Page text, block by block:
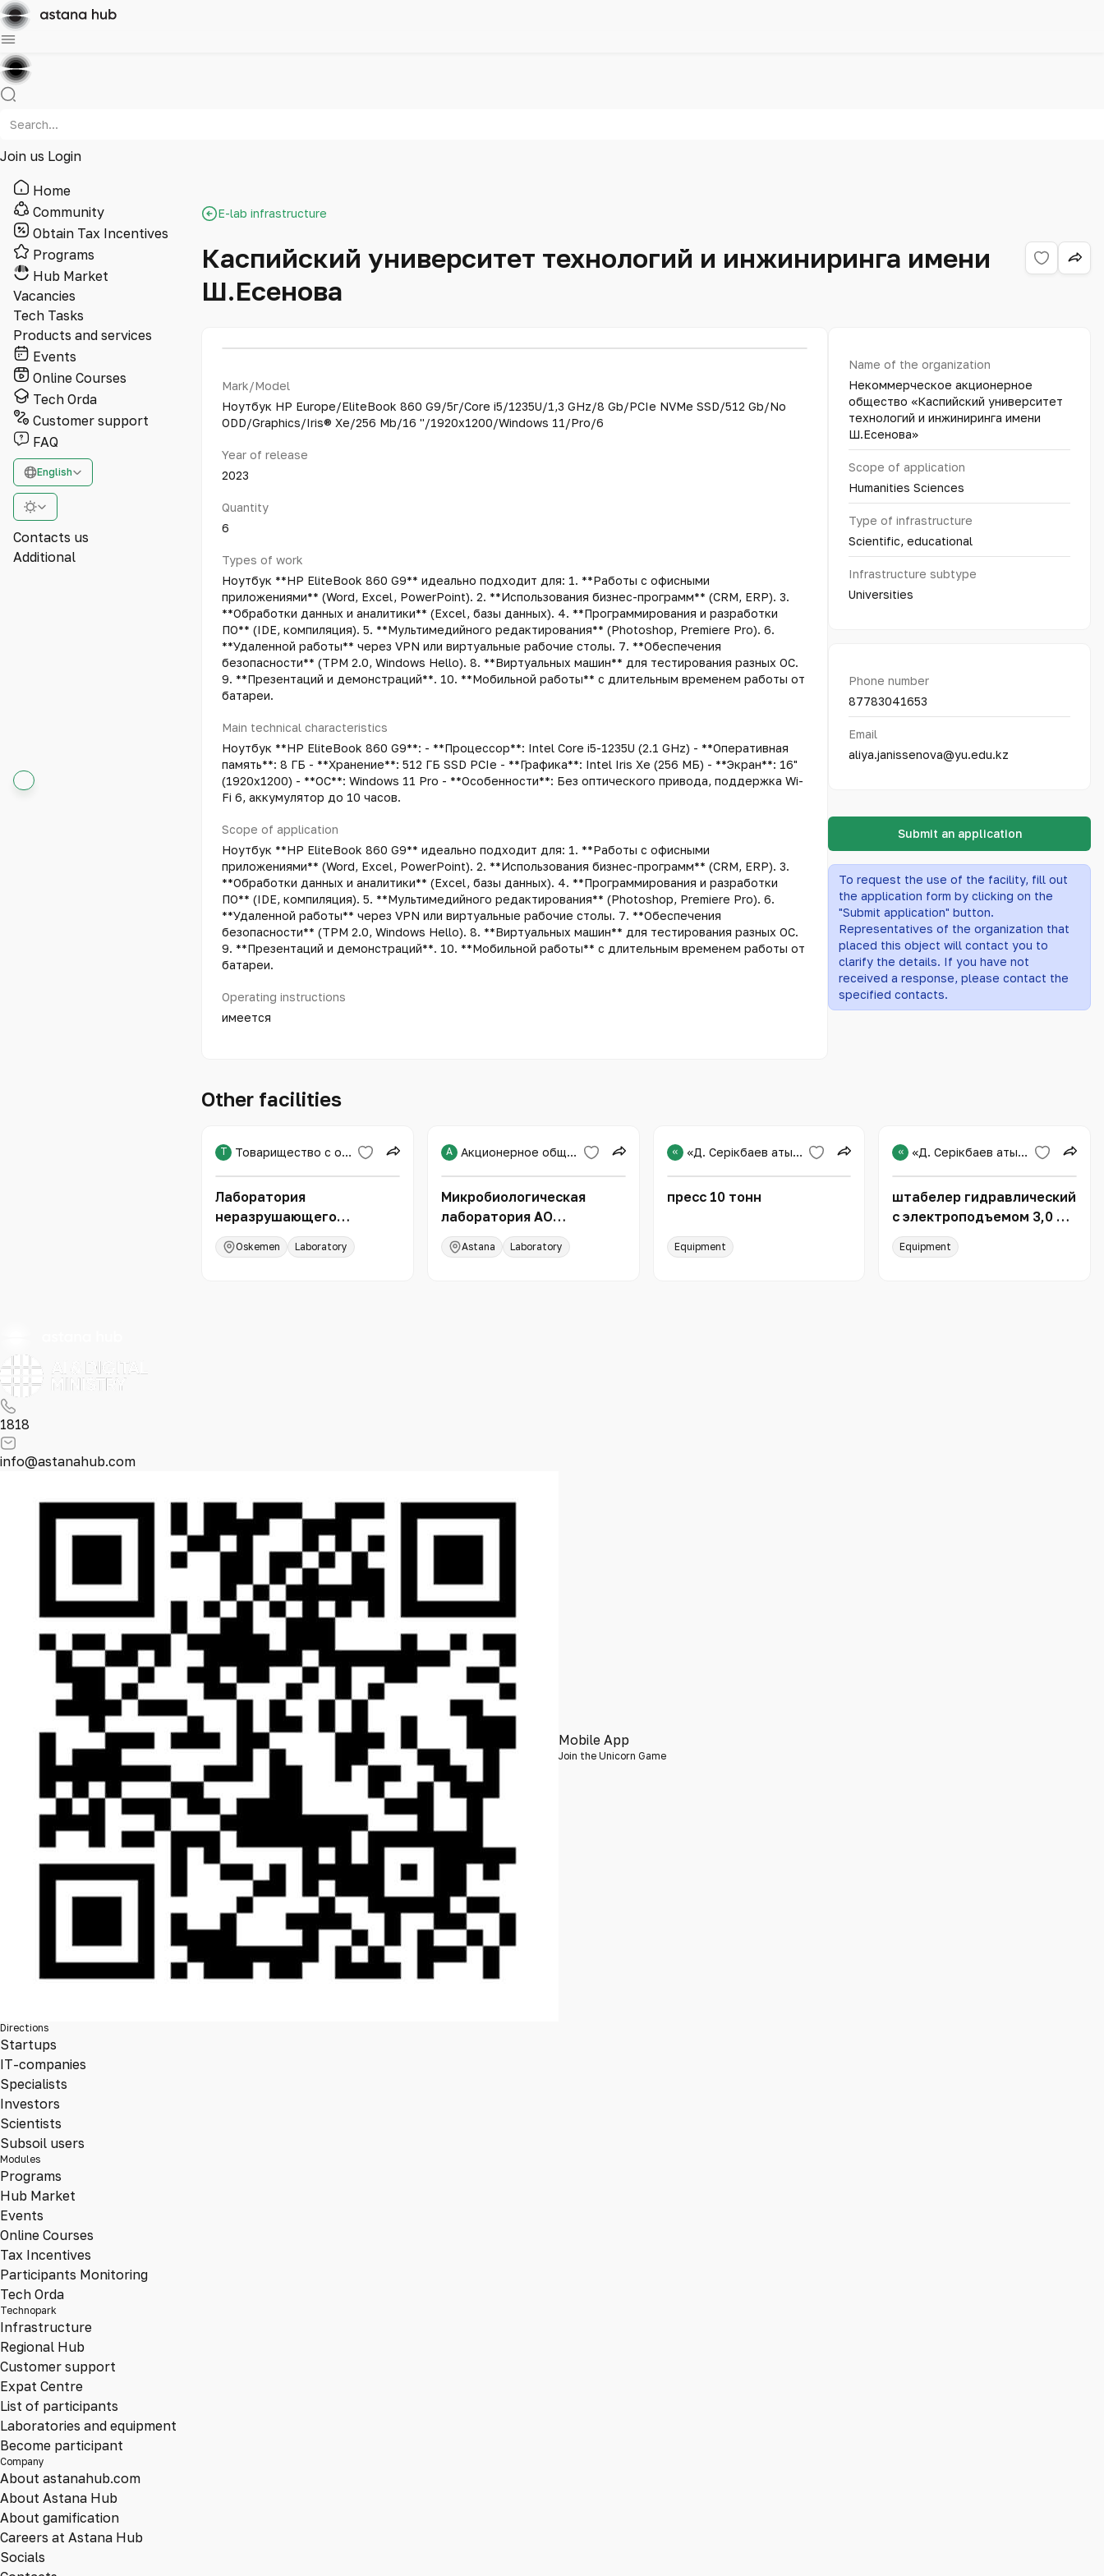
Join us Login
Home
Community
Obtain Tax Incentives
Programs
Hub Market
Vacancies
Tech Tasks
Products and services
Events
Online Courses
Tech Orda
Customer support
FAQ
English
Contacts us
Additional
E-lab infrastructure
Каспийский университет технологий и инжиниринга имени
Ш.Есенова
Mark/Model
Ноутбук HP Europe/EliteBook 860 G9/5г/Core i5/1235U/1,3 GHz/8 Gb/PCIe NVMe SSD/512 Gb/No
ODD/Graphics/Iris® Xe/256 Mb/16 ''/1920x1200/Windows 11/Pro/6
Year of release
2023
Quantity
6
Types of work
Ноутбук **HP EliteBook 860 G9** идеально подходит для: 1. **Работы с офисными
приложениями** (Word, Excel, PowerPoint). 2. **Использования бизнес-программ** (CRM, ERP). 3.
**Обработки данных и аналитики** (Excel, базы данных). 4. **Программирования и разработки
ПО** (IDE, компиляция). 5. **Мультимедийного редактирования** (Photoshop, Premiere Pro). 6.
**Удаленной работы** через VPN или виртуальные рабочие столы. 7. **Обеспечения
безопасности** (TPM 2.0, Windows Hello). 8. **Виртуальных машин** для тестирования разных ОС.
9. **Презентаций и демонстраций**. 10. **Мобильной работы** с длительным временем работы от
батареи.
Main technical characteristics
Ноутбук **HP EliteBook 860 G9**: - **Процессор**: Intel Core i5-1235U (2.1 GHz) - **Оперативная
память**: 8 ГБ - **Хранение**: 512 ГБ SSD PCIe - **Графика**: Intel Iris Xe (256 МБ) - **Экран**: 16"
(1920x1200) - **ОС**: Windows 11 Pro - **Особенности**: Без оптического привода, поддержка Wi-
Fi 6, аккумулятор до 10 часов.
Scope of application
Ноутбук **HP EliteBook 860 G9** идеально подходит для: 1. **Работы с офисными
приложениями** (Word, Excel, PowerPoint). 2. **Использования бизнес-программ** (CRM, ERP). 3.
**Обработки данных и аналитики** (Excel, базы данных). 4. **Программирования и разработки
ПО** (IDE, компиляция). 5. **Мультимедийного редактирования** (Photoshop, Premiere Pro). 6.
**Удаленной работы** через VPN или виртуальные рабочие столы. 7. **Обеспечения
безопасности** (TPM 2.0, Windows Hello). 8. **Виртуальных машин** для тестирования разных ОС.
9. **Презентаций и демонстраций**. 10. **Мобильной работы** с длительным временем работы от
батареи.
Operating instructions
имеется
Name of the organization
Некоммерческое акционерное
общество «Каспийский университет
технологий и инжиниринга имени
Ш.Есенова»
Scope of application
Humanities Sciences
Type of infrastructure
Scientific, educational
Infrastructure subtype
Universities
Phone number
87783041653
Email
aliya.janissenova@yu.edu.kz
Submit an application
To request the use of the facility, fill out
the application form by clicking on the
"Submit application" button.
Representatives of the organization that
placed this object will contact you to
clarify the details. If you have not
received a response, please contact the
specified contacts.
Other facilities
Т Товарищество с ограниченной ответственностью «Expert PRO»
Лаборатория
неразрушающего
контроля и технической
диагностики
Oskemen Laboratory
А Акционерное общество «Национальный научный медицинский центр»
Микробиологическая
лаборатория АО
"Национальный научный
медицинский центр"
Astana Laboratory
« «Д. Серікбаев атындағы Шығыс Қазақстан техникалық университеті»
пресс 10 тонн
Equipment
« «Д. Серікбаев атындағы Шығыс Қазақстан техникалық университеті»
штабелер гидравлический
с электроподъемом 3,0 т
1,6 м TOR CTD30/16
Equipment
1818
info@astanahub.com
Mobile App
Join the Unicorn Game
Directions
Startups
IT-companies
Specialists
Investors
Scientists
Subsoil users
Modules
Programs
Hub Market
Events
Online Courses
Tax Incentives
Participants Monitoring
Tech Orda
Technopark
Infrastructure
Regional Hub
Customer support
Expat Centre
List of participants
Laboratories and equipment
Become participant
Company
About astanahub.com
About Astana Hub
About gamification
Careers at Astana Hub
Socials